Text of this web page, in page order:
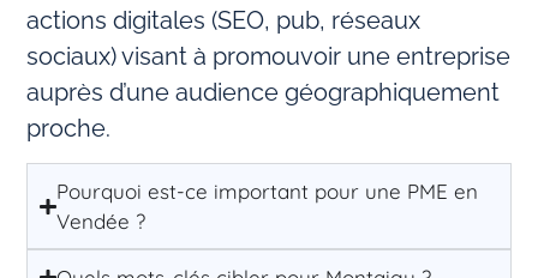
actions digitales (SEO, pub, réseaux
sociaux) visant à promouvoir une entreprise
auprès d’une audience géographiquement
proche.
Pourquoi est-ce important pour une PME en
Vendée ?